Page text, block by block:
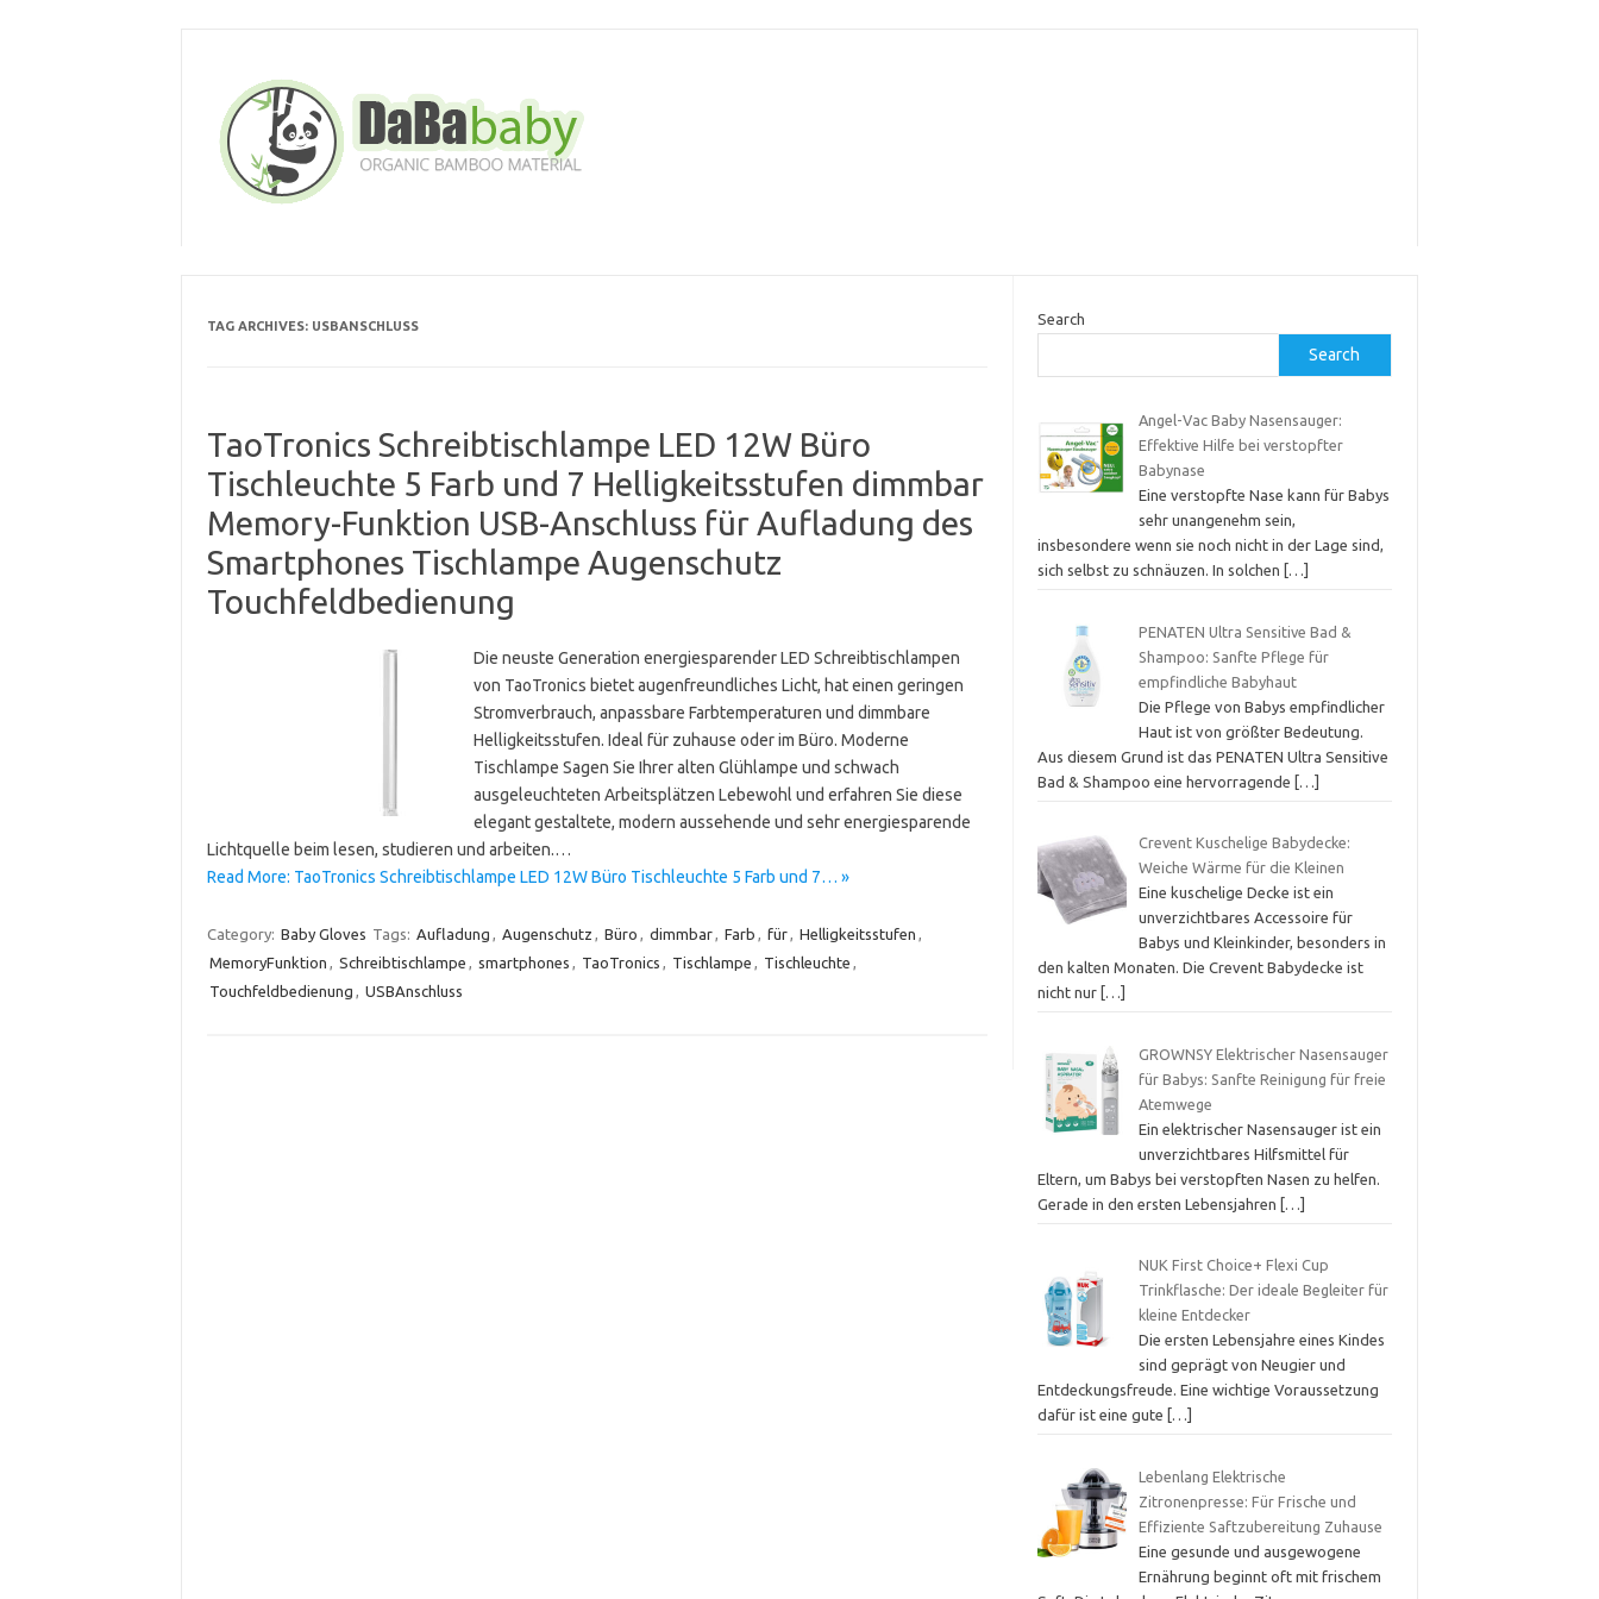
TAG ARCHIVES: USBANSCHLUSS
TaoTronics Schreibtischlampe LED 12W Büro
Tischleuchte 5 Farb und 7 Helligkeitsstufen dimmbar
Memory-Funktion USB-Anschluss für Aufladung des
Smartphones Tischlampe Augenschutz
Touchfeldbedienung
Die neuste Generation energiesparender LED Schreibtischlampen
von TaoTronics bietet augenfreundliches Licht, hat einen geringen
Stromverbrauch, anpassbare Farbtemperaturen und dimmbare
Helligkeitsstufen. Ideal für zuhause oder im Büro. Moderne
Tischlampe Sagen Sie Ihrer alten Glühlampe und schwach
ausgeleuchteten Arbeitsplätzen Lebewohl und erfahren Sie diese
elegant gestaltete, modern aussehende und sehr energiesparende
Lichtquelle beim lesen, studieren und arbeiten.…
Read More: TaoTronics Schreibtischlampe LED 12W Büro Tischleuchte 5 Farb und 7… »
Category: Baby Gloves Tags: Aufladung , Augenschutz , Büro , dimmbar, Farb , für, Helligkeitsstufen ,
MemoryFunktion , Schreibtischlampe , smartphones , TaoTronics , Tischlampe , Tischleuchte ,
Touchfeldbedienung , USBAnschluss
Search
Search
Angel-Vac Baby Nasensauger:
Effektive Hilfe bei verstopfter
Babynase
Eine verstopfte Nase kann für Babys
sehr unangenehm sein,
insbesondere wenn sie noch nicht in der Lage sind,
sich selbst zu schnäuzen. In solchen
[…]
PENATEN Ultra Sensitive Bad &
Shampoo: Sanfte Pflege für
empfindliche Babyhaut
Die Pflege von Babys empfindlicher
Haut ist von größter Bedeutung.
Aus diesem Grund ist das PENATEN Ultra Sensitive
Bad & Shampoo eine hervorragende […]
Crevent Kuschelige Babydecke:
Weiche Wärme für die Kleinen
Eine kuschelige Decke ist ein
unverzichtbares Accessoire für
Babys und Kleinkinder, besonders in
den kalten Monaten. Die Crevent Babydecke ist
nicht nur […]
GROWNSY Elektrischer Nasensauger
für Babys: Sanfte Reinigung für freie
Atemwege
Ein elektrischer Nasensauger ist ein
unverzichtbares Hilfsmittel für
Eltern, um Babys bei verstopften Nasen zu helfen.
Gerade in den ersten Lebensjahren […]
NUK First Choice+ Flexi Cup
Trinkflasche: Der ideale Begleiter für
kleine Entdecker
Die ersten Lebensjahre eines Kindes
sind geprägt von Neugier und
Entdeckungsfreude. Eine wichtige Voraussetzung
dafür ist eine gute
[…]
Lebenlang Elektrische
Zitronenpresse: Für Frische und
Effiziente Saftzubereitung Zuhause
Eine gesunde und ausgewogene
Ernährung beginnt oft mit frischem